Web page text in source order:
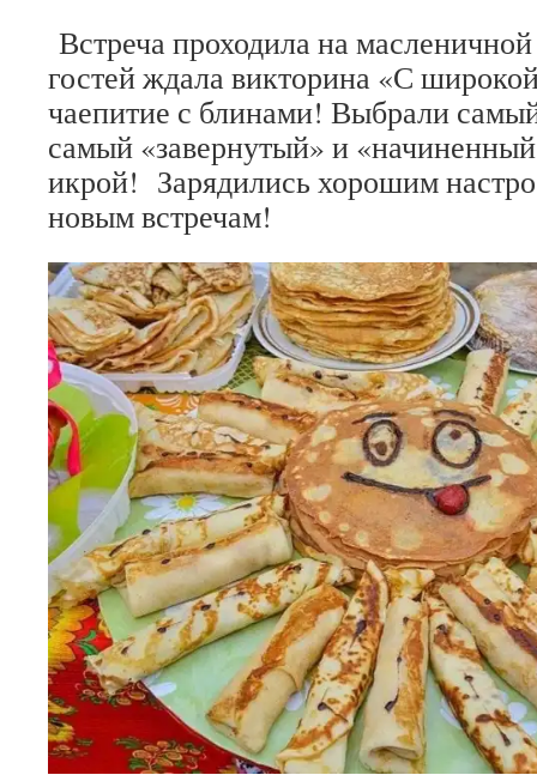
Встреча проходила на
гостей ждала викторина «С
чаепитие с блинами! Выбрали
самый «завернутый» и
икрой! Зарядились хорошим
новым встречам!